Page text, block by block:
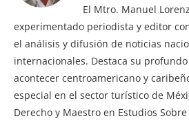
El Mtro. Manuel
experimentado periodista y editor
el análisis y difusión de noticias
internacionales. Destaca su
acontecer centroamericano y
especial en el sector turístico de
Derecho y Maestro en Estudios